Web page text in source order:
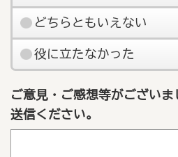
どちらともいえない
役に立たなかった
ご意見・ご感想等がござい
送信ください。